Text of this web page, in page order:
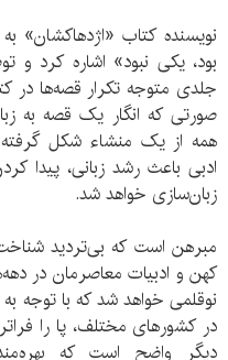
نویسنده کتاب
صورتی که انگار یک قصه به
همه از یک منشاء شکل
ادبی باعث رشد زبانی، پیدا
زبان‌سازی خواهد شد.
مبرهن است كه بی‌تردید
کهن و ادبیات معاصرمان در
نوقلمی خواهد شد که با توجه
در کشورهای مختلف، پا را
دیگر واضح است که